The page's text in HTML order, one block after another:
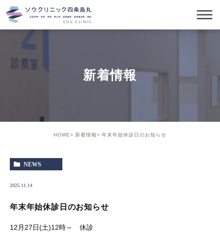
新着情報
HOME 新着情報 年末年始休診日のお知らせ
NEWS
2025.11.14
年末年始休診日のお知らせ
12月27日(土)12時～ 休診